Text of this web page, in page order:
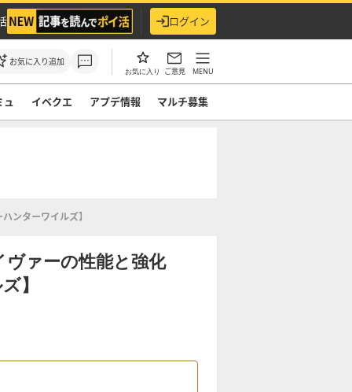
ログイン
お気に入り追加
お気に入り ご意見 MENU
ュ イベクエ アプデ情報 マルチ募集
ンターワイルズ】
ァーの性能と強化
】